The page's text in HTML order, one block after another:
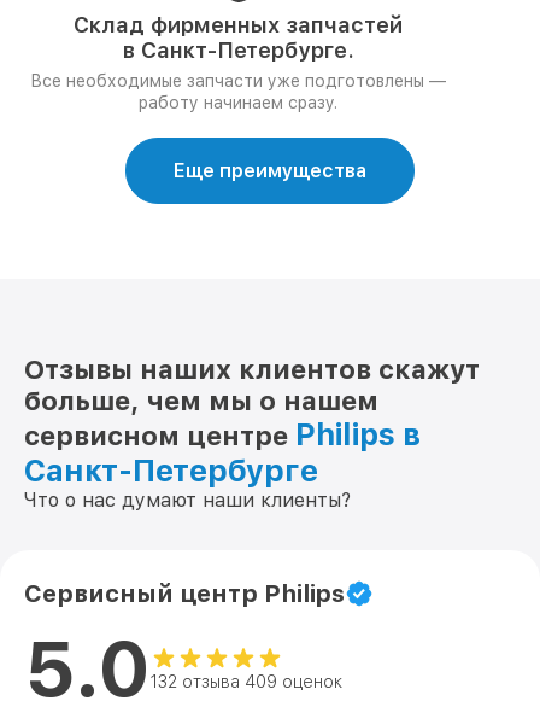
Склад фирменных запчастей
в Санкт-Петербурге.
Все необходимые запчасти уже подготовлены —
работу начинаем сразу.
Еще преимущества
Отзывы наших клиентов скажут
больше, чем мы о нашем
сервисном центре Philips в
Санкт-Петербурге
Что о нас думают наши клиенты?
Сервисный центр Philips
5.0 132 отзыва 409 оценок